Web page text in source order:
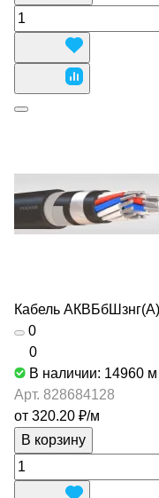
Кабель
0
0
В наличии: 14960 м
Арт. 828684128
от 320.20 ₽/м
В корзину